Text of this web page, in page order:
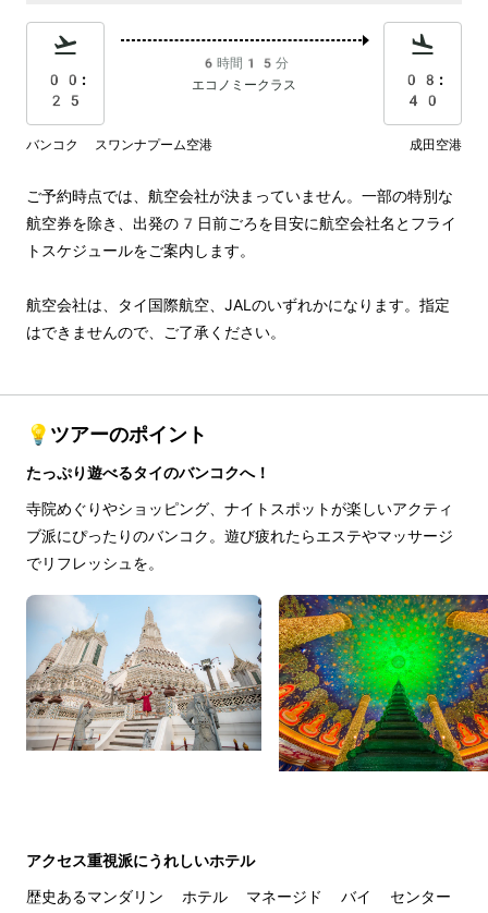
00:
25
6時間15分
エコノミークラス
08:
40
バンコク スワンナプーム空港 成田空港
ご予約時点では、航空会社が決まっていません。一部の特別な
航空券を除き、出発の7日前ごろを目安に航空会社名とフライ
トスケジュールをご案内します。
航空会社は、タイ国際航空、JALのいずれかになります。指定
はできませんので、ご了承ください。
💡ツアーのポイント
たっぷり遊べるタイのバンコクへ！
寺院めぐりやショッピング、ナイトスポットが楽しいアクティ
ブ派にぴったりのバンコク。遊び疲れたらエステやマッサージ
でリフレッシュを。
アクセス重視派にうれしいホテル
歴史あるマンダリン ホテル マネージド バイ センター